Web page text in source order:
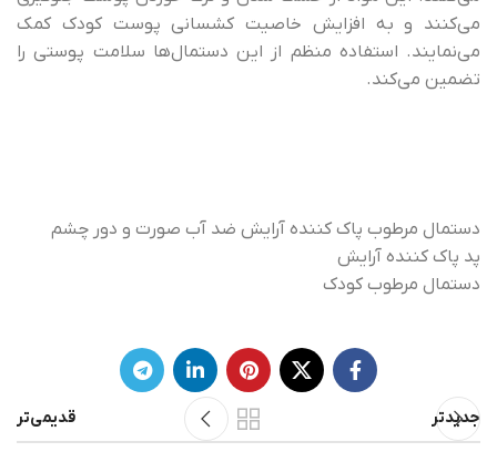
می‌کنند و به افزایش خاصیت کشسانی پوست کودک کمک
می‌نمایند. استفاده منظم از این دستمال‌ها سلامت پوستی را
تضمین می‌کند.
دستمال مرطوب پاک کننده آرایش ضد آب صورت و دور چشم
پد پاک کننده آرایش
دستمال مرطوب کودک
جدیدتر قدیمی‌تر